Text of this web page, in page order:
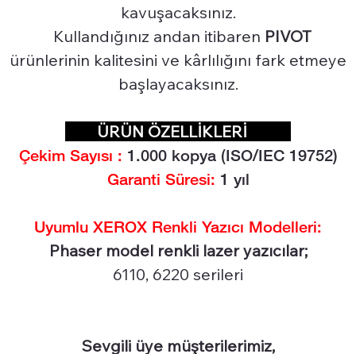
kavuşacaksınız.
Kullandığınız andan itibaren PIVOT
ürünlerinin kalitesini ve kârlılığını fark etmeye
başlayacaksınız.
ÜRÜN ÖZELLİKLERİ
Çekim Sayısı : 1.000 kopya (ISO/IEC 19752)
Garanti Süresi: 1 yıl
Uyumlu XEROX Renkli Yazıcı Modelleri:
Phaser model renkli lazer yazıcılar;
6110, 6220 serileri
Sevgili üye müşterilerimiz,